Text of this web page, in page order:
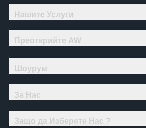
Нашите Услуги
Преоткрийте AW
Шоурум
За Нас
Защо да Изберете Нас ?